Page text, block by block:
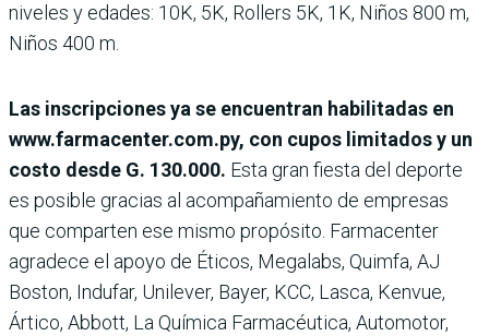
niveles y edades: 10K, 5K, Rollers 5K, 1K, Niños 800 m,
Niños 400 m.
Las inscripciones ya se encuentran habilitadas en
www.farmacenter.com.py, con cupos limitados y un
costo desde G. 130.000. Esta gran fiesta del deporte
es posible gracias al acompañamiento de empresas
que comparten ese mismo propósito. Farmacenter
agradece el apoyo de Éticos, Megalabs, Quimfa, AJ
Boston, Indufar, Unilever, Bayer, KCC, Lasca, Kenvue,
Ártico, Abbott, La Química Farmacéutica, Automotor,